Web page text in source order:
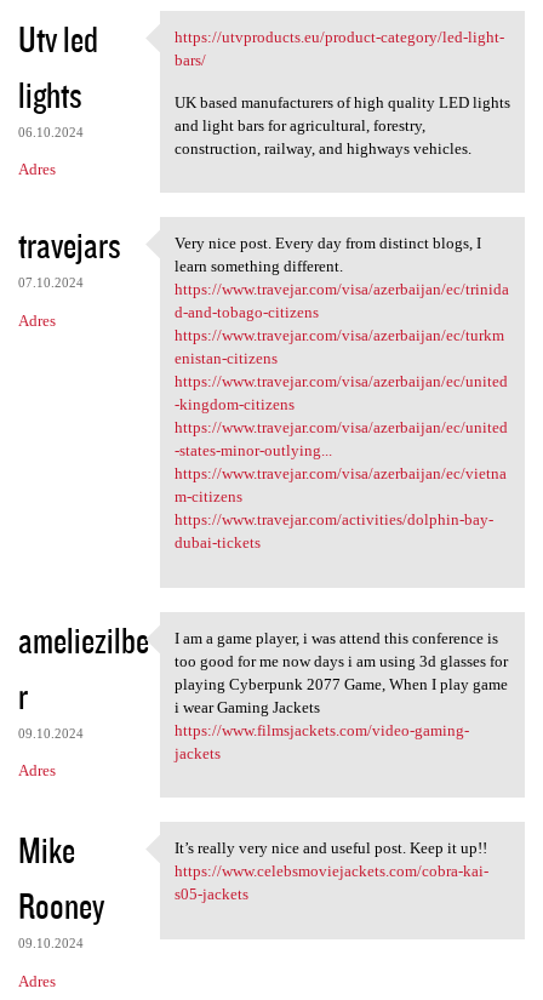
Utv led
lights
06.10.2024
Adres
https://utvproducts.eu
https://utvproducts.eu/product-category/led-light-
bars/
UK based manufacturers of high quality LED lights
and light bars for agricultural, forestry,
construction, railway, and highways vehicles.
travejars
07.10.2024
Adres
Very nice post. Every day
Very nice post. Every day from distinct blogs, I
learn something different.
https://www.travejar.com/visa/azerbaijan/ec/trinida
d-and-tobago-citizens
https://www.travejar.com/visa/azerbaijan/ec/turkm
enistan-citizens
https://www.travejar.com/visa/azerbaijan/ec/united
-kingdom-citizens
https://www.travejar.com/visa/azerbaijan/ec/united
-states-minor-outlying...
https://www.travejar.com/visa/azerbaijan/ec/vietna
m-citizens
https://www.travejar.com/activities/dolphin-bay-
dubai-tickets
ameliezilbe
r
09.10.2024
Adres
I am a game player, i was
I am a game player, i was attend this conference is
too good for me now days i am using 3d glasses for
playing Cyberpunk 2077 Game, When I play game
i wear Gaming Jackets
https://www.filmsjackets.com/video-gaming-
jackets
Mike
Rooney
09.10.2024
Adres
It’s really very nice and
It’s really very nice and useful post. Keep it up!!
https://www.celebsmoviejackets.com/cobra-kai-
s05-jackets